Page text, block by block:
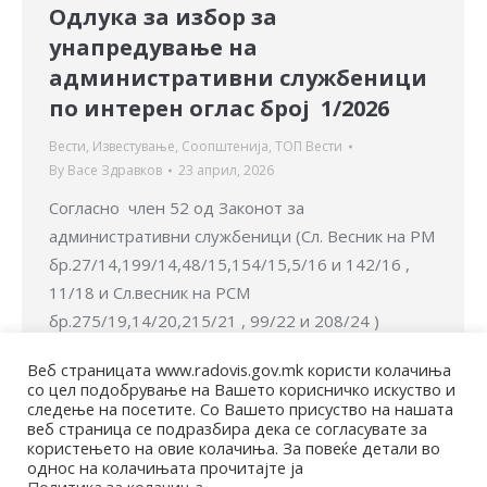
Одлука за избор за
унапредување на
административни службеници
по интерен оглас број 1/2026
Вести, Известување, Соопштенија, ТОП Вести
By Васе Здравков 23 април, 2026
Согласно член 52 од Законот за
административни службеници (Сл. Весник на РМ
бр.27/14,199/14,48/15,154/15,5/16 и 142/16 ,
11/18 и Сл.весник на РСМ
бр.275/19,14/20,215/21 , 99/22 и 208/24 )
Одлука за за избор за унапредување на
административен службеник по интерен оглас
број 1/2026 Одлука за избор за
унапредување на…
Веб страницата www.radovis.gov.mk користи колачиња
со цел подобрување на Вашето корисничко искуство и
следење на посетите. Со Вашето присуство на нашата
веб страница се подразбира дека се согласувате за
користењето на овие колачиња. За повеќе детали во
однос на колачињата прочитајте ја